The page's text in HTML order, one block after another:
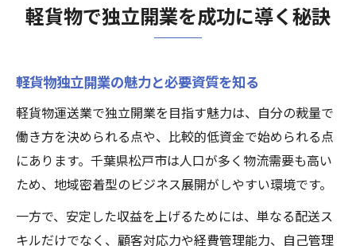
軽貨物で失敗しない独立支援策の活用法
軽貨物経営理念の立て方と実践ポイント
軽貨物運送で理念を事業現場に活かす方法
成功者が語る軽貨物事業理念の定着術
軽貨物経営理念を従業員と共有する重要性
理念を軸にした軽貨物の顧客対応術とは
松戸市で目指す軽貨物事業安定運営
軽貨物で松戸市の運送需要をつかむ方法
軽貨物で独立開業を成功に導く秘訣
軽貨物独立開業の魅力と必要資質を知る
軽貨物運送業で独立開業を目指す魅力は、自分の裁量で
働き方を決められる点や、比較的低資金で始められる点
にあります。千葉県松戸市は人口が多く物流需要も高い
ため、地域密着型のビジネス展開がしやすい環境です。
一方で、安定した収益を上げるためには、単なる配送ス
キルだけでなく、顧客対応力や経費管理能力、自己管理